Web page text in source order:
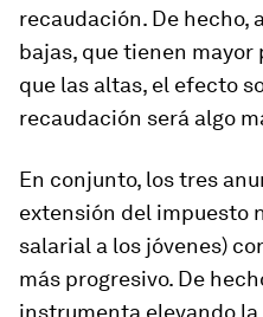
recaudación. De hecho,
bajas, que tienen
que las altas, el efecto
recaudación será algo
En conjunto, los tres
extensión del impuesto
salarial a los jóvenes)
más progresivo. De
instrumenta elevando